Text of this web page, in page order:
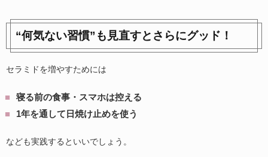
“何気ない習慣”も見直すとさらにグッド！
セラミドを増やすためには
寝る前の食事・スマホは控える
1年を通して日焼け止めを使う
なども実践するといいでしょう。